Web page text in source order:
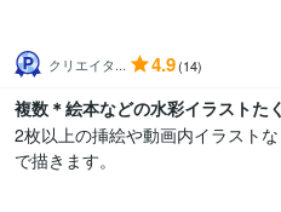
クリエイタ... 4.9(14)
複数＊絵本などの水彩イラストた
2枚以上の挿絵や動画内イラスト
で描きます。